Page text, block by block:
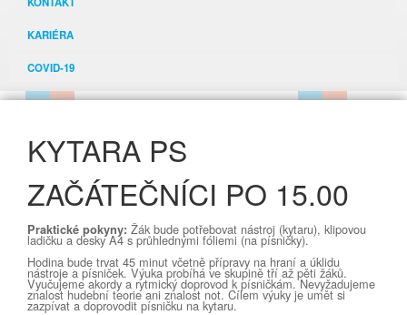
KARIÉRA
COVID-19
KYTARA PS
ZAČÁTEČNÍCI PO 15.00
Praktické pokyny: Žák bude potřebovat nástroj (kytaru), klipovou
ladičku a desky A4 s průhlednými fóliemi (na písničky).
Hodina bude trvat 45 minut včetně přípravy na hraní a úklidu
nástroje a písniček. Výuka probíhá ve skupině tří až pěti žáků.
Vyučujeme akordy a rytmický doprovod k písničkám. Nevyžadujeme
znalost hudební teorie ani znalost not. Cílem výuky je umět si
zazpívat a doprovodit písničku na kytaru.